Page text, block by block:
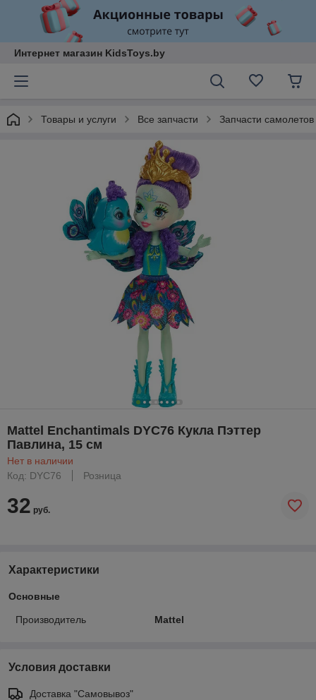
Интернет магазин KidsToys.by
Товары и услуги Все запчасти Запчасти самолетов
Mattel Enchantimals DYC76 Кукла Пэттер
Павлина, 15 см
Нет в наличии
Код: DYC76
Розница
32 руб.
Характеристики
Основные
Производитель Mattel
Условия доставки
Доставка "Самовывоз"